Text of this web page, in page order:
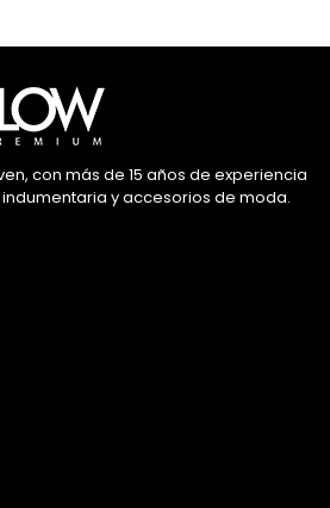
con más de 15 años de experiencia
y accesorios de moda.